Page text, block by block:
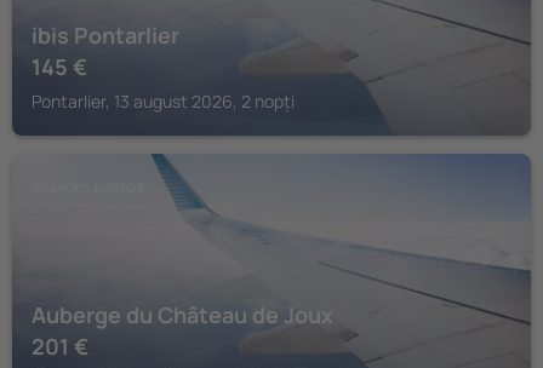
ibis Pontarlier
145 €
Pontarlier, 13 august 2026, 2 nopți
Auberge du Château de Joux
201 €